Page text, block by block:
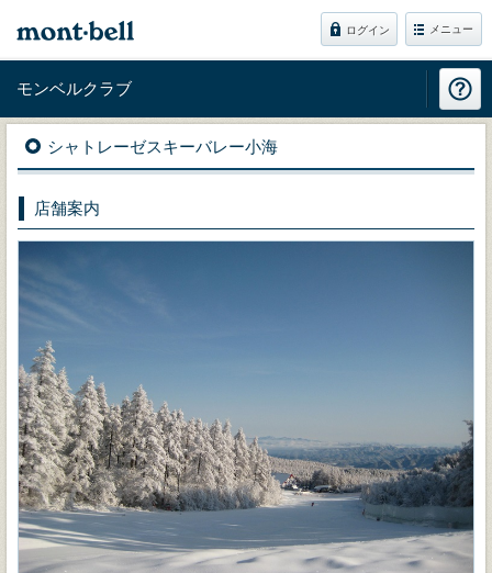
ログイン メニュー
モンベルクラブ
シャトレーゼスキーバレー小海
店舗案内